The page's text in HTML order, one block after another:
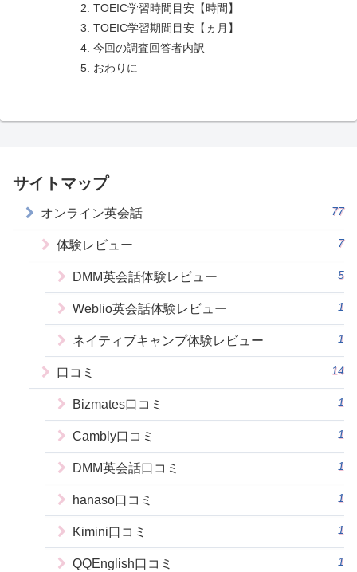
TOEIC学習時間目安【時間】
TOEIC学習期間目安【ヵ月】
今回の調査回答者内訳
おわりに
サイトマップ
オンライン英会話 77
体験レビュー 7
DMM英会話体験レビュー 5
Weblio英会話体験レビュー 1
ネイティブキャンプ体験レビュー 1
口コミ 14
Bizmates口コミ 1
Cambly口コミ 1
DMM英会話口コミ 1
hanaso口コミ 1
Kimini口コミ 1
QQEnglish口コミ 1